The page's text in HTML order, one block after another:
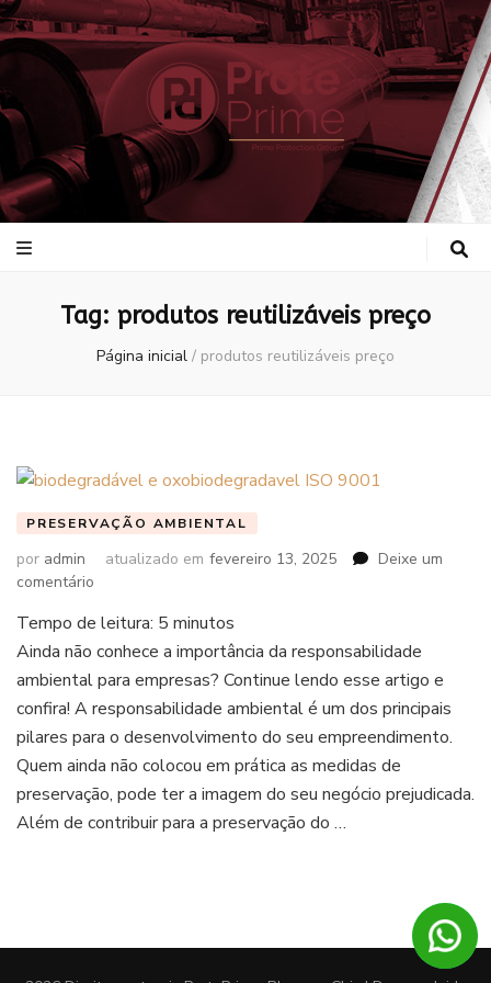
ProtePrime
Blog
Tag: produtos reutilizáveis preço
Página inicial / produtos reutilizáveis preço
PRESERVAÇÃO AMBIENTAL
por admin atualizado em fevereiro 13, 2025
Deixe um
comentário
Tempo de leitura: 5 minutos
Ainda não conhece a importância da responsabilidade
ambiental para empresas? Continue lendo esse artigo e
confira! A responsabilidade ambiental é um dos principais
pilares para o desenvolvimento do seu empreendimento.
Quem ainda não colocou em prática as medidas de
preservação, pode ter a imagem do seu negócio prejudicada.
Além de contribuir para a preservação do …